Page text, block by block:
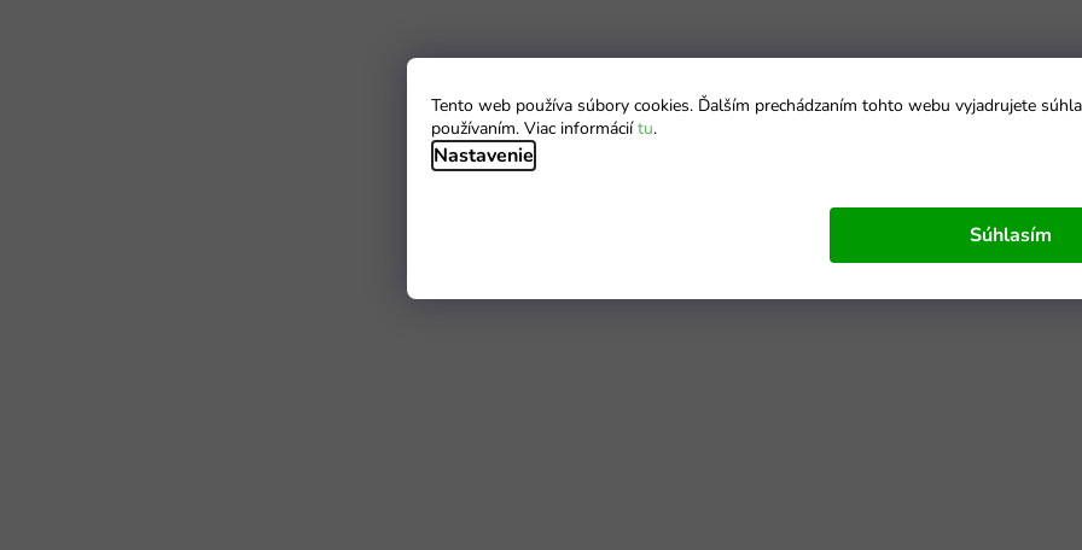
Tento web používa súbory cookies. Ďalším prechádzaním tohto webu vyjadrujete
používaním. Viac informáciítu.
Nastavenie
Súhlasím